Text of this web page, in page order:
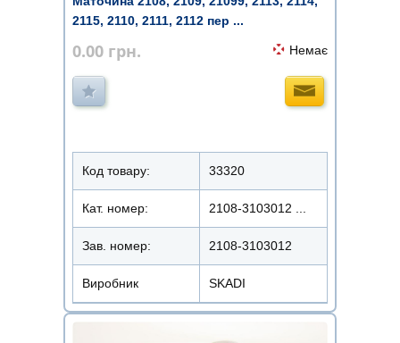
2115, 2110, 2111, 2112 пер ...
0.00 грн. Немає
Код товару: 33320
Кат. номер: 2108-3103012 ...
Зав. номер: 2108-3103012
Виробник SKADI